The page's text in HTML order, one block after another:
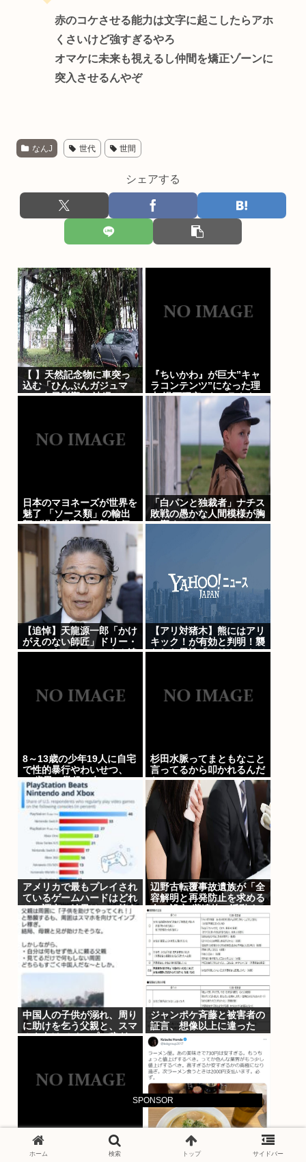
SPONSOR
赤のコケさせる能力は文字に起こしたらアホ
くさいけど強すぎるやろ
オマケに未来も視えるし仲間を矯正ゾーンに
突入させるんやぞ
なんJ 世代 世間
シェアする
【 】天然記念物に車突っ
込む「ひんぷんガジュマ
ル」台風影響か 沖縄
『ちいかわ』が巨大”キャ
ラコンテンツ”になった理
由 漫画研究&キャラクター
論から紐解く
日本のマヨネーズが世界を
魅了 「ソース類」の輸出
額が過去最高を更新 人気
の裏には卵黄のコク アメ
リカでは”日本風”が誕生
「白パンと独裁者」ナチス
敗戦の愚かな人間模様が胸
に響く
【追悼】天龍源一郎「かけ
がえのない師匠」ドリー・
ファンク・ジュニアさん追
【アリ対猪木】熊にはアリ
キック！が有効と判明！襲
われた男性「アリキックで
8～13歳の少年19人に自宅
で性的暴行やわいせつ、
31歳男に懲役15年
杉田水脈ってまともなこと
言ってるから叩かれるんだ
な
アメリカで最もプレイされ
ているゲームハードはどれ
か。調査の結果は…（答え
はPS5が1位です）
辺野古転覆事故遺族が「全
容解明と再発防止を求める
会」設立 継続的に活動す
るためと説明
中国人の子供が溺れ、周り
に助けを乞う父親と、スマ
ホを向けてインプレ稼ぎの
ジャンポケ斉藤と被害者の
証言、想像以上に違った
www
立憲民主ブレーンの菅野完
氏、メルチュ折田社長に人
世界のケイスケ・ホンダ
「ラーメン700円は安すぎ
ホーム 検索 トップ サイドバー